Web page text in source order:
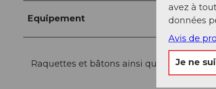
Equipement
Raquettes et bâtons ainsi que de bonnes
avez à
données
Avis de
Je ne